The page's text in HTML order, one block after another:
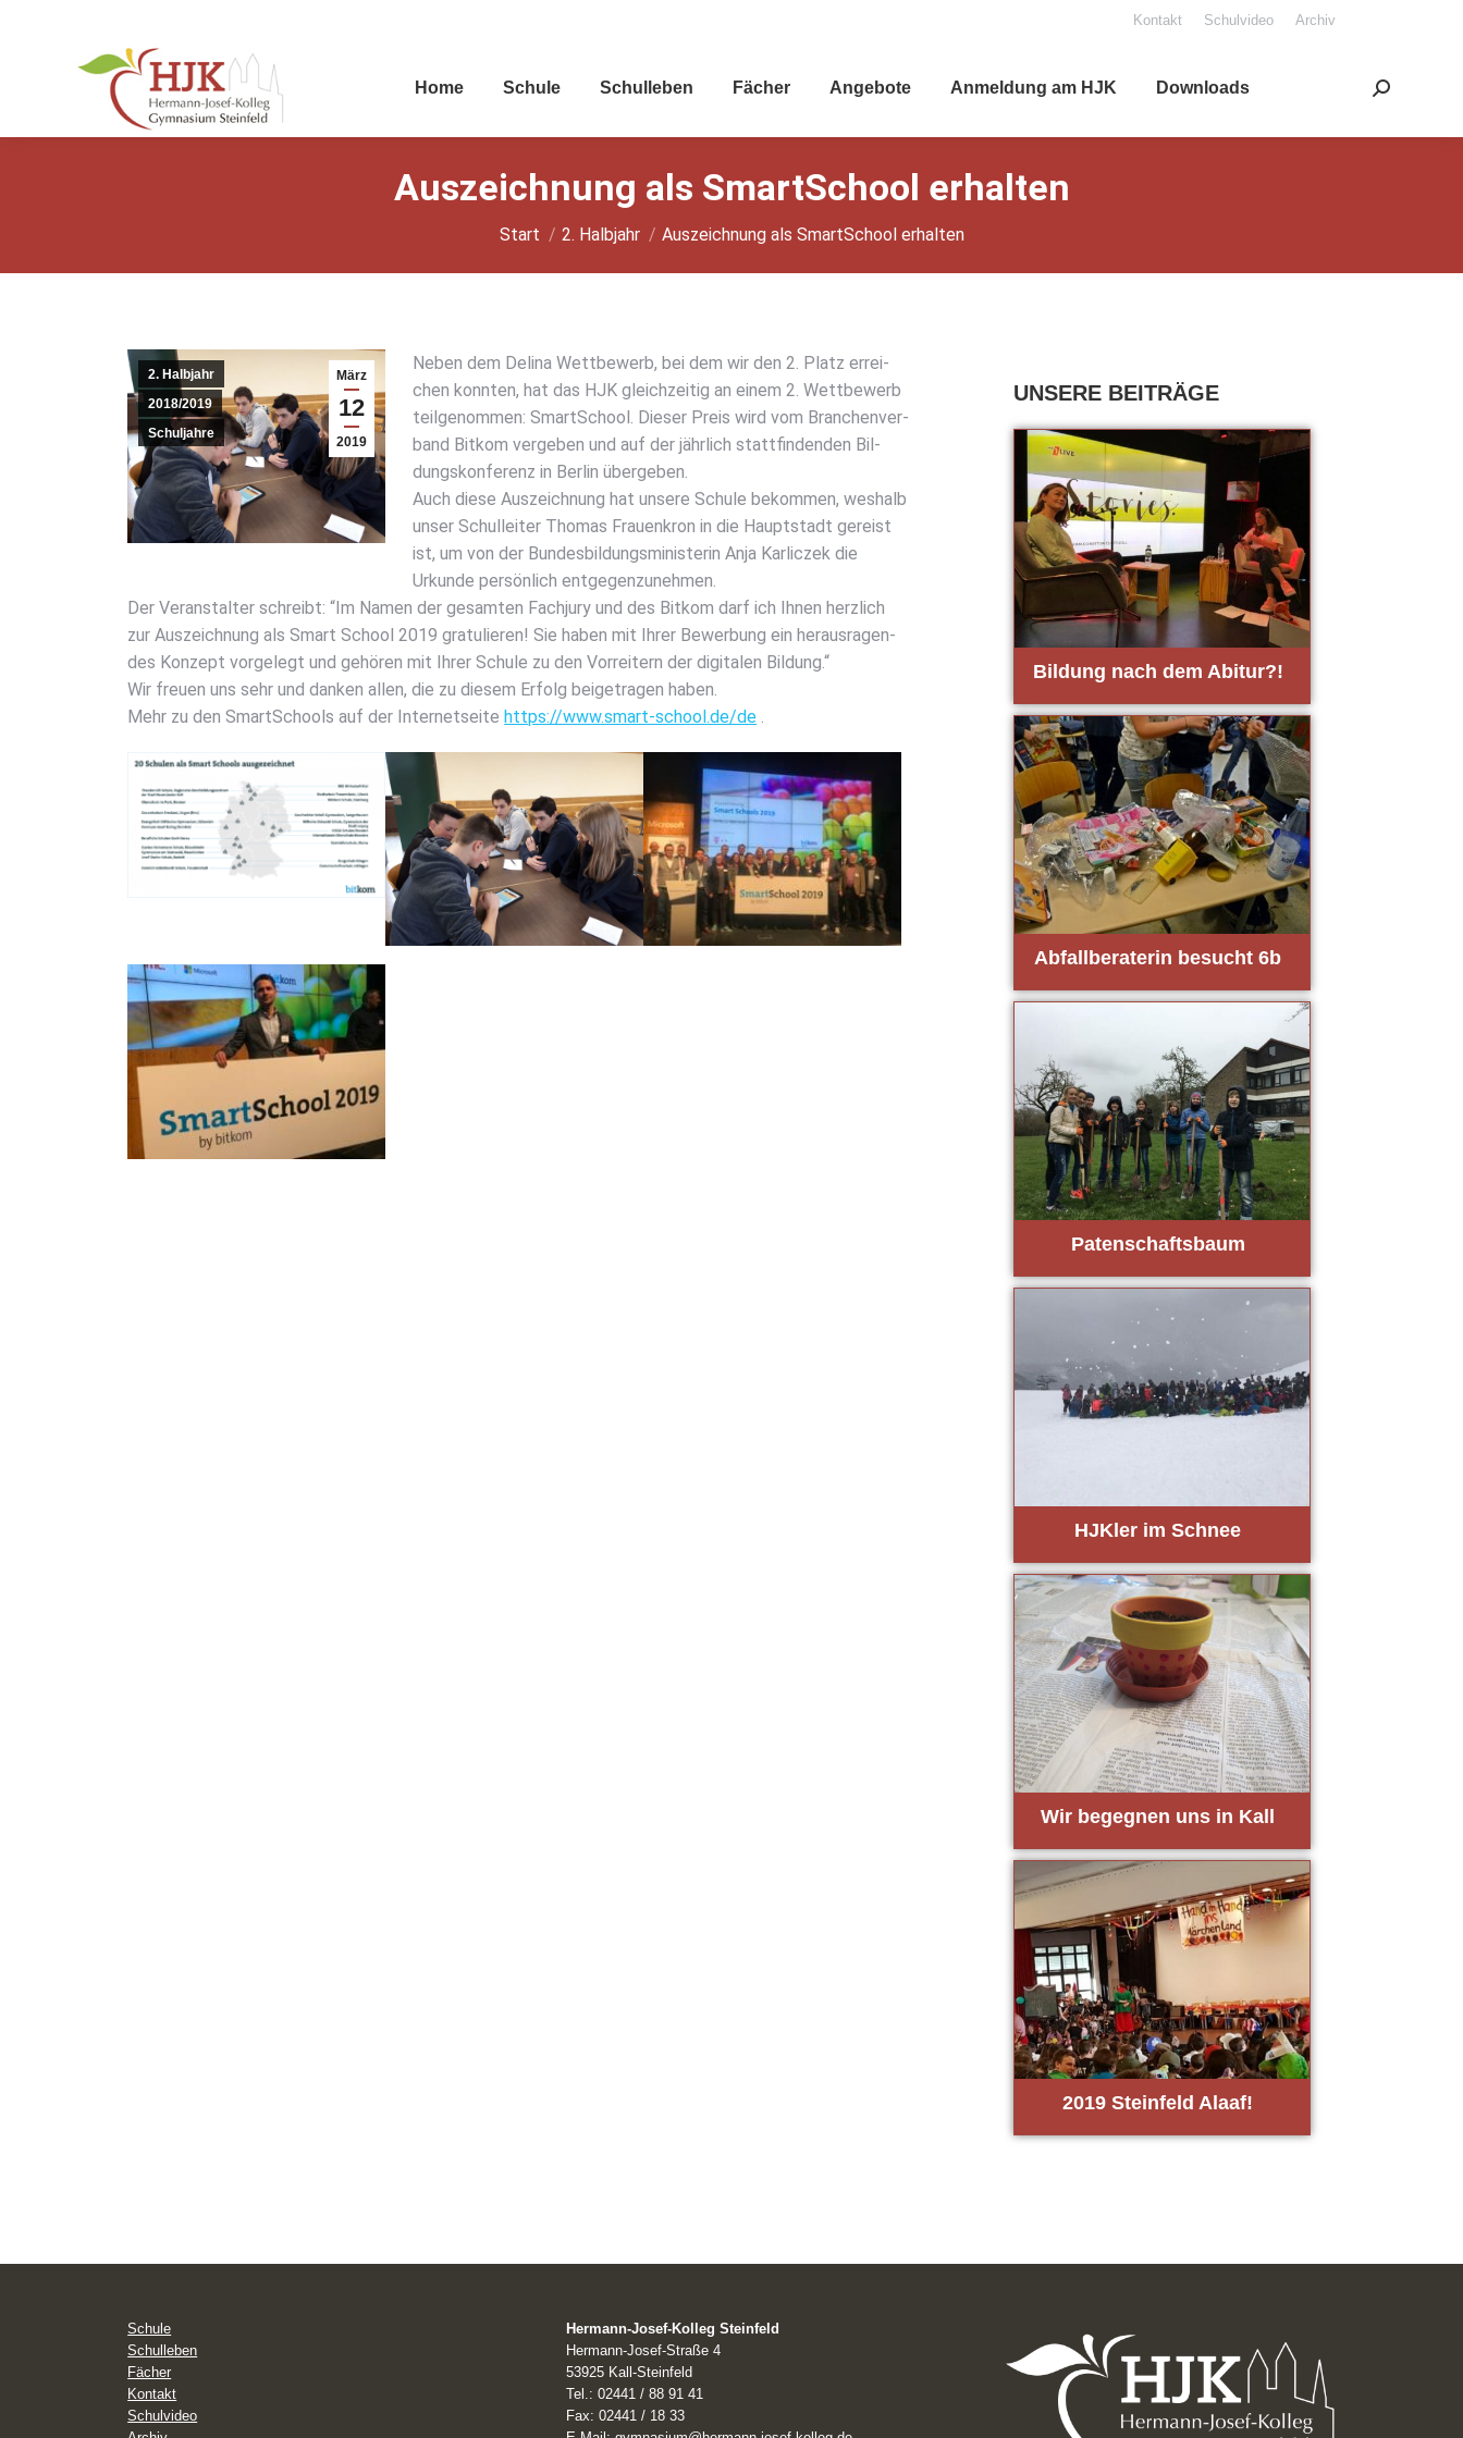
Kon­takt Schul­vi­deo Archiv
Home Schu­le Schul­le­ben Fächer Ange­bo­te Anmel­dung am HJK Down­loads Search:
Aus­zeich­nung als Smart­School erhal­ten
Sie befinden sich hier:
Start 2. Halbjahr Aus­zeich­nung als Smart­School erhal­ten
März
12
2019
2. Halbjahr
2018/2019
Schuljahre
Neben dem Deli­na Wett­be­werb, bei dem wir den 2. Platz errei­
chen konn­ten, hat das HJK gleich­zei­tig an einem 2. Wett­be­werb
teil­ge­nom­men: Smart­School. Die­ser Preis wird vom Bran­chen­ver­
band Bit­kom ver­ge­ben und auf der jähr­lich statt­fin­den­den Bil­
dungs­kon­fe­renz in Ber­lin über­ge­ben.
Auch die­se Aus­zeich­nung hat unse­re Schu­le bekom­men, wes­halb
unser Schul­lei­ter Tho­mas Frau­en­kron in die Haupt­stadt gereist
ist, um von der Bun­des­bil­dungs­mi­nis­te­rin Anja Kar­lic­zek die
Urkun­de per­sön­lich ent­ge­gen­zu­neh­men.
Der Ver­an­stal­ter schreibt: “Im Namen der gesam­ten Fach­ju­ry und des Bit­kom darf ich Ihnen herz­lich
zur Aus­zeich­nung als Smart School 2019 gra­tu­lie­ren! Sie haben mit Ihrer Bewer­bung ein her­aus­ra­gen­
des Kon­zept vor­ge­legt und gehö­ren mit Ihrer Schu­le zu den Vor­rei­tern der digi­ta­len Bil­dung.“
Wir freu­en uns sehr und dan­ken allen, die zu die­sem Erfolg bei­getra­gen haben.
Mehr zu den Smart­Schools auf der Inter­net­sei­tehttps://www.smart-school.de/de .
Bil­dung nach dem Abitur?!
Abfall­be­ra­te­rin besucht 6b
Paten­schafts­baum
HJK­ler im Schnee
Wir begeg­nen uns in Kall
2019 Stein­feld Alaaf!
Schule
Schulleben
Fächer
Kontakt
Schulvideo
Hermann-Josef-Kolleg Steinfeld
Hermann-Josef-Straße 4
53925 Kall-Steinfeld
Tel.: 02441 / 88 91 41
Fax: 02441 / 18 33